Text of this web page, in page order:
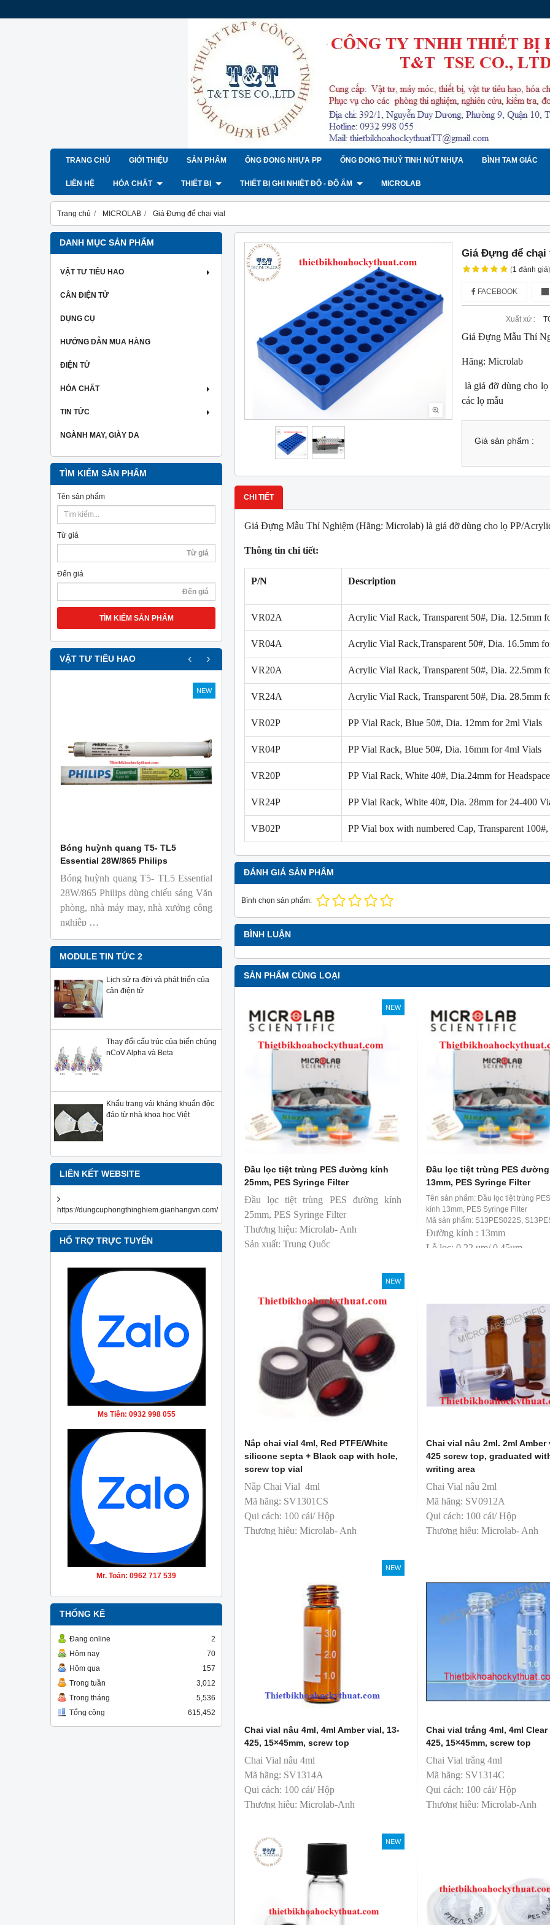
TRANG CHỦ GIỚI THIỆU SẢN PHẨM ỐNG ĐONG NHỰA PP ỐNG ĐONG THUỶ TINH NÚT NHỰA BÌNH TAM GIÁC
LIÊN HỆ HÓA CHẤT THIẾT BỊ THIẾT BỊ GHI NHIỆT ĐỘ - ĐỘ ẨM MICROLAB
Trang chủ MICROLAB Giá Đựng để chại vial
DANH MỤC SẢN PHẨM
VẬT TƯ TIÊU HAO
CÂN ĐIỆN TỬ
DỤNG CỤ
HƯỚNG DẪN MUA HÀNG
ĐIỆN TỬ
HÓA CHẤT
TIN TỨC
NGÀNH MAY, GIÀY DA
TÌM KIẾM SẢN PHẨM
Tên sản phẩm
Từ giá
Đến giá
TÌM KIẾM SẢN PHẨM
VẬT TƯ TIÊU HAO
NEW
Bóng huỳnh quang T5- TL5
Essential 28W/865 Philips
Bóng huỳnh quang T5- TL5 Essential
28W/865 Philips dùng chiếu sáng Văn
phòng, nhà máy may, nhà xưởng công
nghiệp …
18W/965 T8 Philips
TL-D 90 Graphica 18W/965 mô
nhiên
Với độ hoàn màu cực cao nên được
sử dụng để So Màu, Kiểm Màu
Sản phẩm được sản xuất bởi hãng
18W/950 T8 Philips
Với độ hoàn màu cực cao nên
‹ ›
MODULE TIN TỨC 2
Lịch sử ra đời và phát triển của
cân điện tử
Thay đổi cấu trúc của biến chủng
nCoV Alpha và Beta
Khẩu trang vải kháng khuẩn độc
đáo từ nhà khoa học Việt
LIÊN KẾT WEBSITE
https://dungcuphongthinghiem.gianhangvn.com/
HỔ TRỢ TRỰC TUYẾN
Ms Tiên: 0932 998 055
Mr. Toản: 0962 717 539
THỐNG KÊ
Đang online
2
Hôm nay
70
Hôm qua
157
Trong tuần
3,012
Trong tháng
5,536
Tổng cộng
615,452
Giá Đựng để chại
(1đánh giá)
FACEBOOK
Xuất xứ :
Giá Đựng Mẫu Thí
Hãng: Microlab
là giá đỡ dùng cho
các lọ mẫu
Giá sản phẩm :
CHI TIẾT
Giá Đựng Mẫu Thí Nghiệm (Hãng: Microlab) là giá đỡ dùng cho lọ PP/
Thông tin chi tiết:
P/N Description
VR02A Acrylic Vial Rack, Transparent 50#, Dia. 12.5mm
VR04A Acrylic Vial Rack,Transparent 50#, Dia. 16.5mm
VR20A Acrylic Vial Rack, Transparent 50#, Dia. 22.5mm
VR24A Acrylic Vial Rack, Transparent 50#, Dia. 28.5mm
VR02P PP Vial Rack, Blue 50#, Dia. 12mm for 2ml Vials
VR04P PP Vial Rack, Blue 50#, Dia. 16mm for 4ml Vials
VR20P PP Vial Rack, White 40#, Dia.24mm for
VR24P PP Vial Rack, White 40#, Dia. 28mm for 24-400
VB02P PP Vial box with numbered Cap, Transparent
ĐÁNH GIÁ SẢN PHẨM
Bình chọn sản phẩm:
BÌNH LUẬN
SẢN PHẨM CÙNG LOẠI
NEW
Đầu lọc tiệt trùng PES đường kính
25mm, PES Syringe Filter
Đầu lọc tiệt trùng PES đường kính
25mm, PES Syringe Filter
Thương hiệu: Microlab- Anh
Sản xuất: Trung Quốc
Đầu lọc tiệt trùng PES
13mm, PES Syringe Filter
Tên sản phẩm: Đầu lọc tiệt trùng
kính 13mm, PES Syringe Filter
Mã sản phẩm: S13PES022S,
Đường kính : 13mm
Lỗ lọc: 0.22 um/ 0.45um
NEW
Nắp chai vial 4ml, Red PTFE/White
silicone septa + Black cap with hole,
screw top vial
Nắp Chai Vial 4ml
Mã hãng: SV1301CS
Qui cách: 100 cái/ Hộp
Thương hiệu: Microlab- Anh
Chai vial nâu 2ml. 2ml Amber
425 screw top, graduated
writing area
Chai Vial nâu 2ml
Mã hãng: SV0912A
Qui cách: 100 cái/ Hộp
Thương hiệu: Microlab- Anh
NEW
Chai vial nâu 4ml, 4ml Amber vial, 13-
425, 15×45mm, screw top
Chai Vial nâu 4ml
Mã hãng: SV1314A
Qui cách: 100 cái/ Hộp
Thương hiệu: Microlab-Anh
Chai vial trắng 4ml, 4ml Clear
425, 15×45mm, screw top
Chai Vial trắng 4ml
Mã hãng: SV1314C
Qui cách: 100 cái/ Hộp
Thương hiệu: Microlab-Anh
NEW